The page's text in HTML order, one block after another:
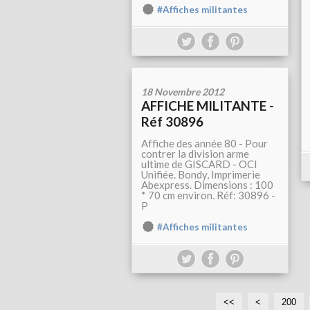
#Affiches militantes
18 Novembre 2012
AFFICHE MILITANTE -
Réf 30896
Affiche des année 80 - Pour
contrer la division arme
ultime de GISCARD - OCI
Unifiée. Bondy, Imprimerie
Abexpress. Dimensions : 100
* 70 cm environ. Réf: 30896 -
P
#Affiches militantes
<< < 200